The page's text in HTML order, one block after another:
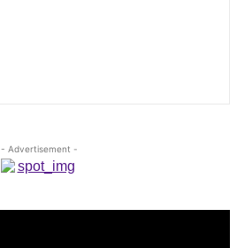
- Advertisement -